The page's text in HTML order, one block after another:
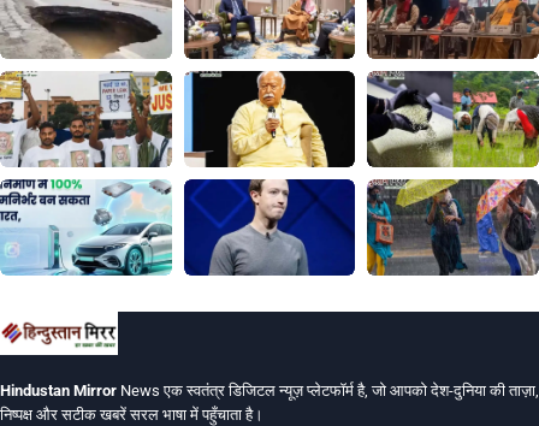
Hindustan Mirror News एक स्वतंत्र डिजिटल न्यूज़ प्लेटफॉर्म है, जो आपको देश-दुनिया की ताज़ा,
निष्पक्ष और सटीक खबरें सरल भाषा में पहुँचाता है।